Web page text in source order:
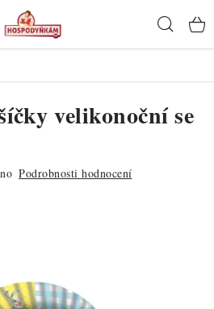
velikonoční se
Podrobnosti hodnocení